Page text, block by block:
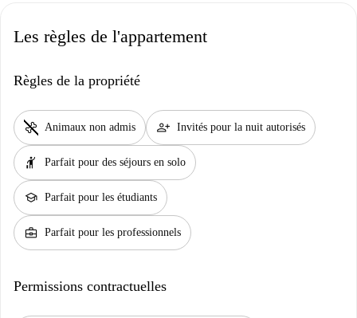
Les règles de l'appartement
Règles de la propriété
pet_supplies Animaux non admis person_add Invités pour la nuit autorisés
hail Parfait pour des séjours en solo
school Parfait pour les étudiants
business_center Parfait pour les professionnels
Permissions contractuelles